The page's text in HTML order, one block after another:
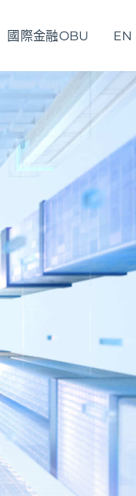
香港分行
服務項目 、匯利率看
關於新光
本行簡介、公司治理
光
國際金融OBU EN
關於新光